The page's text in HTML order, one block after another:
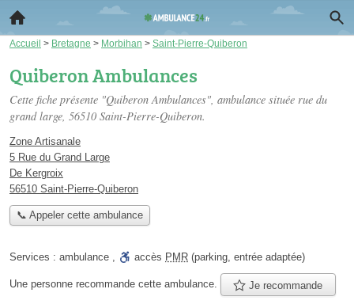
Accueil > Bretagne > Morbihan > Saint-Pierre-Quiberon
Quiberon Ambulances
Cette fiche présente "Quiberon Ambulances", ambulance située rue du
grand large, 56510 Saint-Pierre-Quiberon.
Zone Artisanale
5 Rue du Grand Large
De Kergroix
56510 Saint-Pierre-Quiberon
📞 Appeler cette ambulance
Services : ambulance , accès PMR (parking, entrée adaptée)
Une personne recommande cette ambulance. Je recommande